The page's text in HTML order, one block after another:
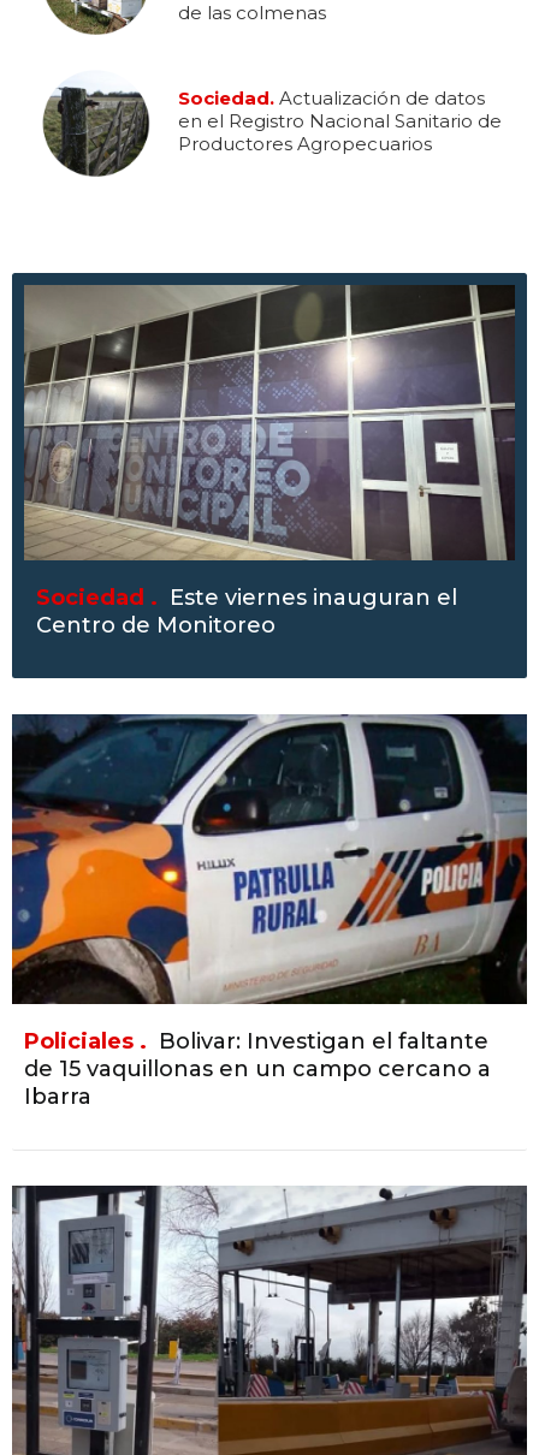
de las colmenas
Sociedad. Actualización de datos
en el Registro Nacional Sanitario de
Productores Agropecuarios
Sociedad . Este viernes inauguran el
Centro de Monitoreo
Policiales . Bolivar: Investigan el faltante
de 15 vaquillonas en un campo cercano a
Ibarra